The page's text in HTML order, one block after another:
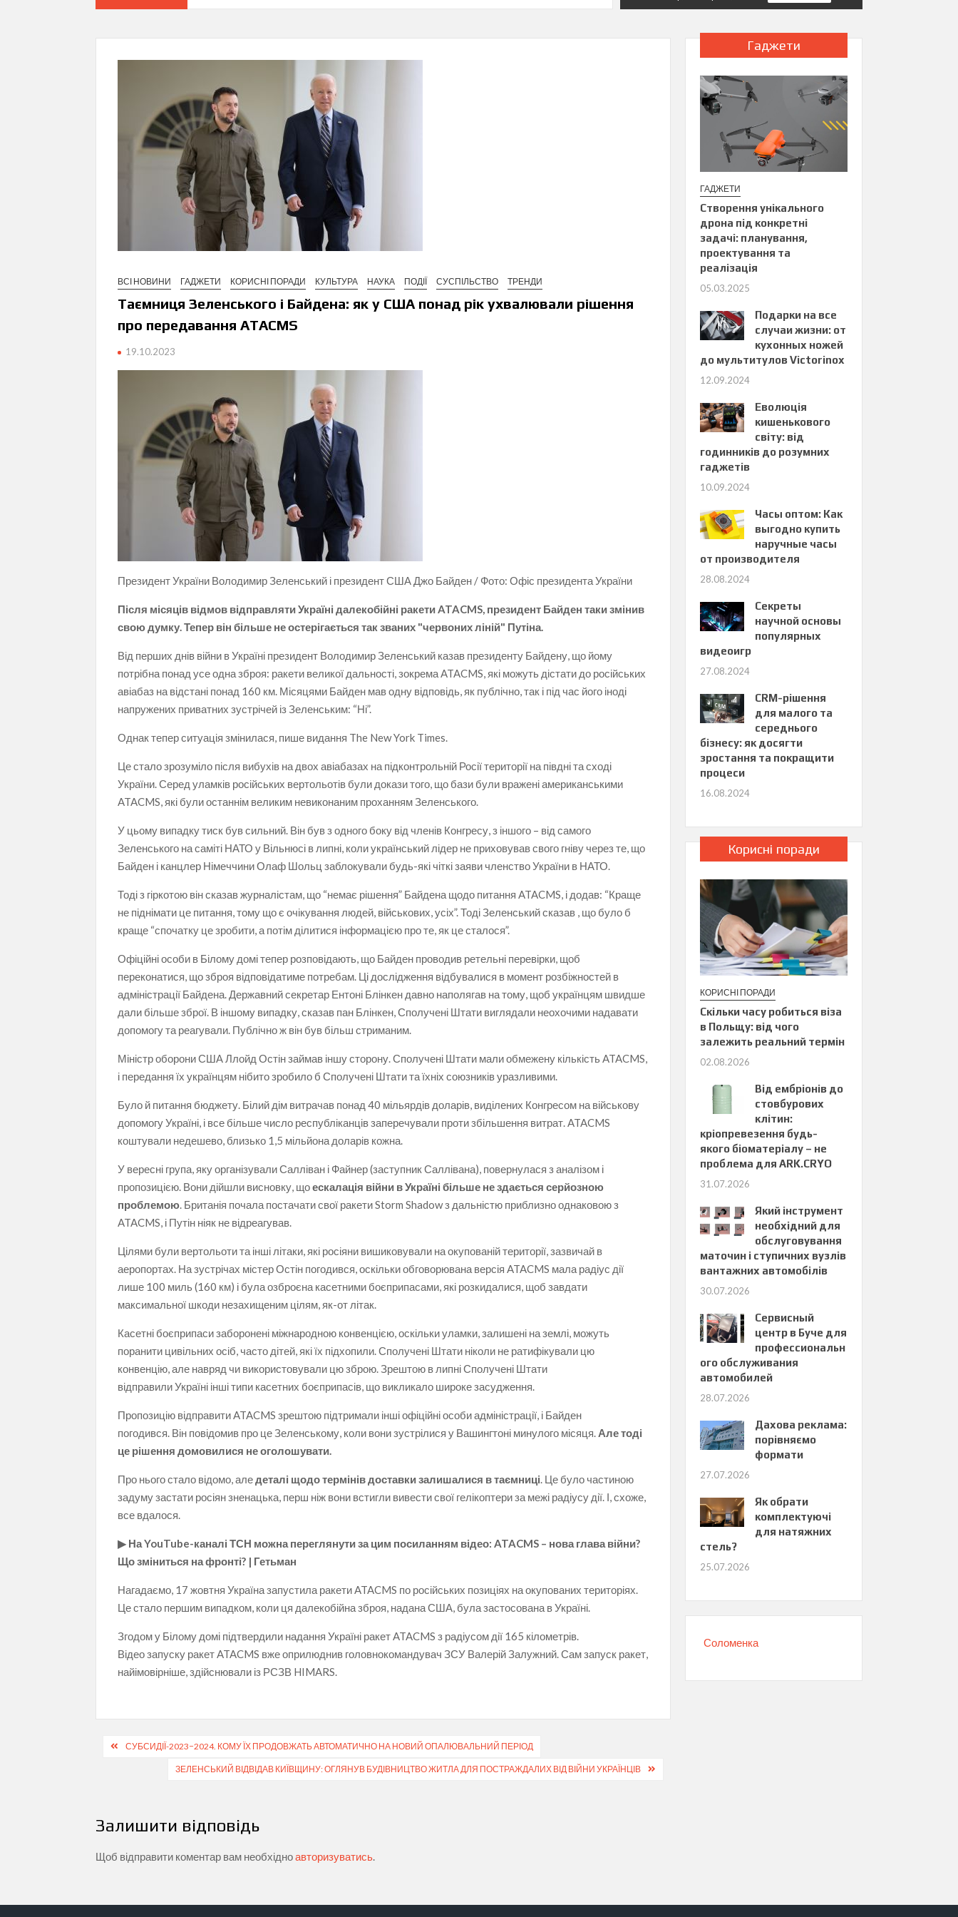
ВСІ НОВИНИ ГАДЖЕТИ КОРИСНІ ПОРАДИ КУЛЬТУРА НАУКА ПОДІЇ СУСПІЛЬСТВО ТРЕНДИ
Таємниця Зеленського і Байдена: як у США понад рік ухвалювали рішення
про передавання ATACMS
19.10.2023
Президент України Володимир Зеленський і президент США Джо Байден / Фото: Офіс президента України
Після місяців відмов відправляти Україні далекобійні ракети ATACMS, президент Байден таки змінив
свою думку. Тепер він більше не остерігається так званих "червоних ліній" Путіна.
Від перших днів війни в Україні президент Володимир Зеленський казав президенту Байдену, що йому
потрібна понад усе одна зброя: ракети великої дальності, зокрема ATACMS, які можуть дістати до російських
авіабаз на відстані понад 160 км. Місяцями Байден мав одну відповідь, як публічно, так і під час його іноді
напружених приватних зустрічей із Зеленським: “Ні”.
Однак тепер ситуація змінилася, пише видання The New York Times.
Це стало зрозуміло після вибухів на двох авіабазах на підконтрольній Росії території на півдні та сході
України. Серед уламків російських вертольотів були докази того, що бази були вражені американськими
ATACMS, які були останнім великим невиконаним проханням Зеленського.
У цьому випадку тиск був сильний. Він був з одного боку від членів Конгресу, з іншого – від самого
Зеленського на саміті НАТО у Вільнюсі в липні, коли український лідер не приховував свого гніву через те, що
Байден і канцлер Німеччини Олаф Шольц заблокували будь-які чіткі заяви членство України в НАТО.
Тоді з гіркотою він сказав журналістам, що “немає рішення” Байдена щодо питання ATACMS, і додав: “Краще
не піднімати це питання, тому що є очікування людей, військових, усіх”. Тоді Зеленський сказав , що було б
краще “спочатку це зробити, а потім ділитися інформацією про те, як це сталося”.
Офіційні особи в Білому домі тепер розповідають, що Байден проводив ретельні перевірки, щоб
переконатися, що зброя відповідатиме потребам. Ці дослідження відбувалися в момент розбіжностей в
адміністрації Байдена. Державний секретар Ентоні Блінкен давно наполягав на тому, щоб українцям швидше
дали більше зброї. В іншому випадку, сказав пан Блінкен, Сполучені Штати виглядали неохочими надавати
допомогу та реагували. Публічно ж він був більш стриманим.
Міністр оборони США Ллойд Остін займав іншу сторону. Сполучені Штати мали обмежену кількість ATACMS,
і передання їх українцям нібито зробило б Сполучені Штати та їхніх союзників уразливими.
Було й питання бюджету. Білий дім витрачав понад 40 мільярдів доларів, виділених Конгресом на військову
допомогу Україні, і все більше число республіканців заперечували проти збільшення витрат. ATACMS
коштували недешево, близько 1,5 мільйона доларів кожна.
У вересні група, яку організували Салліван і Файнер (заступник Саллівана), повернулася з аналізом і
пропозицією. Вони дійшли висновку, щоескалація війни в Україні більше не здається серйозною
проблемою. Британія почала постачати свої ракети Storm Shadow з дальністю приблизно однаковою з
ATACMS, і Путін ніяк не відреагував.
Цілями були вертольоти та інші літаки, які росіяни вишиковували на окупованій території, зазвичай в
аеропортах. На зустрічах містер Остін погодився, оскільки обговорювана версія ATACMS мала радіус дії
лише 100 миль (160 км) і була озброєна касетними боєприпасами, які розкидалися, щоб завдати
максимальної шкоди незахищеним цілям, як-от літак.
Касетні боєприпаси заборонені міжнародною конвенцією, оскільки уламки, залишені на землі, можуть
поранити цивільних осіб, часто дітей, які їх підхопили. Сполучені Штати ніколи не ратифікували цю
конвенцію, але навряд чи використовували цю зброю. Зрештою в липні Сполучені Штати
відправили Україні інші типи касетних боєприпасів, що викликало широке засудження.
Пропозицію відправити ATACMS зрештою підтримали інші офіційні особи адміністрації, і Байден
погодився. Він повідомив про це Зеленському, коли вони зустрілися у Вашингтоні минулого місяця. Але тоді
це рішення домовилися не оголошувати.
Про нього стало відомо, аледеталі щодо термінів доставки залишалися в таємниці. Це було частиною
задуму застати росіян зненацька, перш ніж вони встигли вивести свої гелікоптери за межі радіусу дії. І, схоже,
все вдалося.
▶ На YouTube-каналі ТСН можна переглянути за цим посиланням відео: ATACMS – нова глава війни?
Що зміниться на фронті? | Гетьман
Нагадаємо, 17 жовтня Україна запустила ракети ATACMS по російських позиціях на окупованих територіях.
Це стало першим випадком, коли ця далекобійна зброя, надана США, була застосована в Україні.
Згодом у Білому домі підтвердили надання Україні ракет ATACMS з радіусом дії 165 кілометрів.
Відео запуску ракет ATACMS вже оприлюднив головнокомандувач ЗСУ Валерій Залужний. Сам запуск ракет,
найімовірніше, здійснювали із РСЗВ HIMARS.
Навігація
СУБСИДІЇ-2023−2024. КОМУ ЇХ ПРОДОВЖАТЬ АВТОМАТИЧНО НА НОВИЙ ОПАЛЮВАЛЬНИЙ ПЕРІОД
ЗЕЛЕНСЬКИЙ ВІДВІДАВ КИЇВЩИНУ: ОГЛЯНУВ БУДІВНИЦТВО ЖИТЛА ДЛЯ ПОСТРАЖДАЛИХ ВІД ВІЙНИ УКРАЇНЦІВ
Залишити відповідь
Щоб відправити коментар вам необхідноавторизуватись.
Гаджети
ГАДЖЕТИ
Створення унікального
дрона під конкретні
задачі: планування,
проектування та
реалізація
05.03.2025
Подарки на все
случаи жизни: от
кухонных ножей
до мультитулов Victorinox
12.09.2024
Еволюція
кишенькового
світу: від
годинників до розумних
гаджетів
10.09.2024
Часы оптом: Как
выгодно купить
наручные часы
от производителя
28.08.2024
Секреты
научной основы
популярных
видеоигр
27.08.2024
CRM-рішення
для малого та
середнього
бізнесу: як досягти
зростання та покращити
процеси
16.08.2024
Корисні поради
КОРИСНІ ПОРАДИ
Скільки часу робиться віза
в Польщу: від чого
залежить реальний термін
02.08.2026
Від ембріонів до
стовбурових
клітин:
кріопревезення будь-
якого біоматеріалу – не
проблема для ARK.CRYO
31.07.2026
Який інструмент
необхідний для
обслуговування
маточин і ступичних вузлів
вантажних автомобілів
30.07.2026
Сервисный
центр в Буче для
профессиональн
ого обслуживания
автомобилей
28.07.2026
Дахова реклама:
порівняємо
формати
27.07.2026
Як обрати
комплектуючі
для натяжних
стель?
25.07.2026
Соломенка